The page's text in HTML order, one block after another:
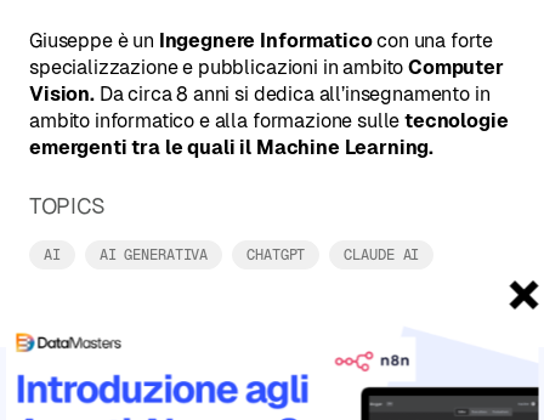
Giuseppe è un Ingegnere Informaticocon una forte
specializzazione e pubblicazioni in ambitoComputer
Vision.Da circa 8 anni si dedica all’insegnamento in
ambito informatico e alla formazione sulletecnologie
emergenti tra le quali il Machine Learning.
TOPICS
AI AI GENERATIVA CHATGPT CLAUDE AI
ARTICOLI CORRELATI